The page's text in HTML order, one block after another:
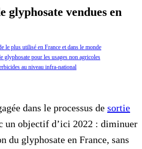
glyphosate vendues en
le plus utilisé en France et dans le monde
glyphosate pour les usages non agricoles
au niveau infra-national
dans le processus de sortie
un objectif d’ici 2022 : diminuer
du glyphosate en France, sans